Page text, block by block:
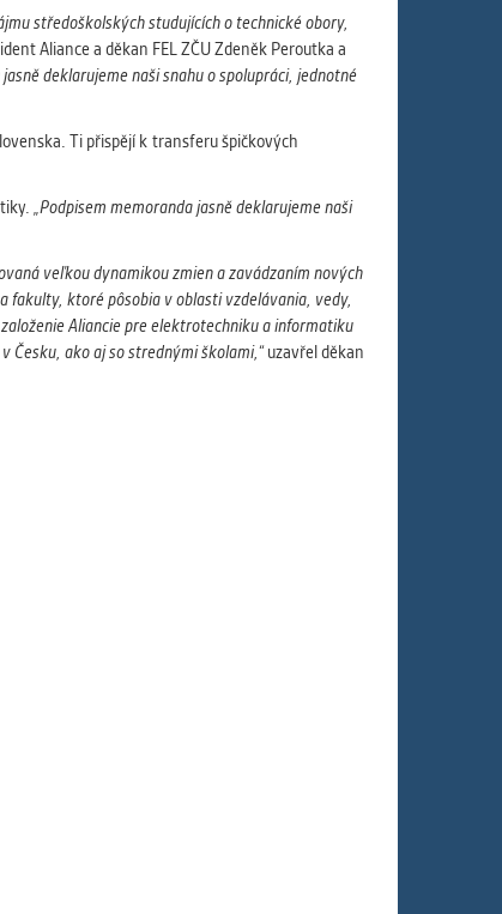
středoškolských studujících o technické obory,
Aliance a děkan FEL ZČU Zdeněk Peroutka a
deklarujeme naši snahu o spolupráci, jednotné
Ti přispějí k transferu špičkových
„Podpisem memoranda jasně deklarujeme naši
veľkou dynamikou zmien a zavádzaním nových
fakulty, ktoré pôsobia v oblasti vzdelávania, vedy,
Aliancie pre elektrotechniku a informatiku
ako aj so strednými školami,“uzavřel děkan